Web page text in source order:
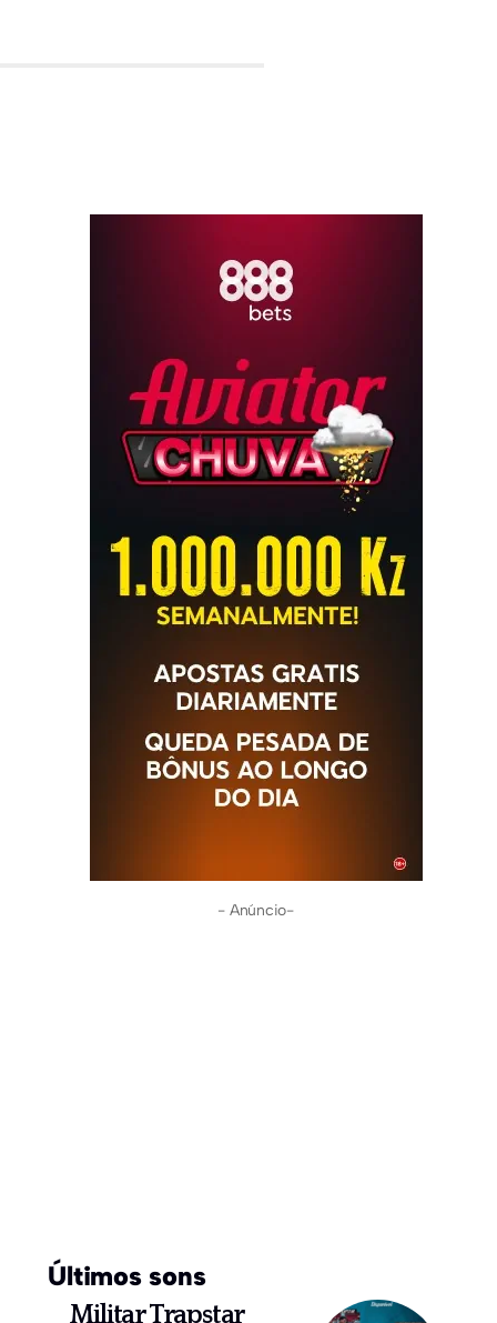
- Anúncio-
Últimos sons
Militar Trapstar